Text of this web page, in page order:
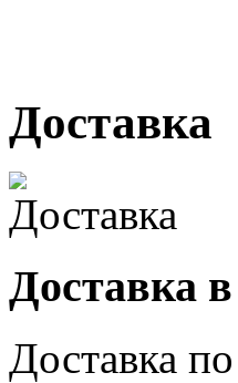
Доставка
Доставка
Доставка